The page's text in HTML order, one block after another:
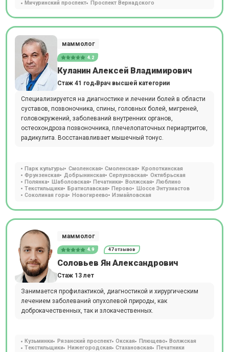
Мичуринский проспект
Проспект Вернадского
маммолог
4.2
Куланин Алексей Владимирович
Стаж 41 год Врач высшей категории
Специализируется на диагностике и лечении болей в области
суставов, позвоночника, спины, головных болей, мигреней,
головокружений, заболеваний внутренних органов,
остеохондроза позвоночника, плечелопаточных периартритов,
радикулита. Восстанавливает мышечный тонус.
Парк культуры Смоленская Смоленская
Кропоткинская
Фрунзенская
Добрынинская Серпуховская
Октябрьская
Полянка
Шаболовская Печатники Волжская
Люблино
Текстильщики
Братиславская Перово
Шоссе Энтузиастов
Соколиная гора
Новогиреево Измайловская
маммолог
4.9 47 отзывов
Соловьев Ян Александрович
Стаж 13 лет
Занимается профилактикой, диагностикой и хирургическим
лечением заболеваний опухолевой природы, как
доброкачественных, так и злокачественных.
Кузьминки Рязанский проспект Окская Плющево
Волжская
Текстильщики
Нижегородская Стахановская Печатники